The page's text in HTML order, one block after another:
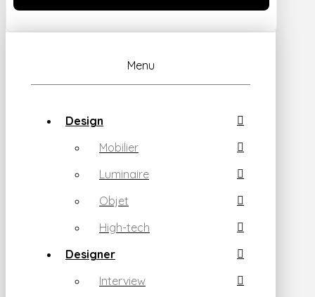
Menu
Design
Mobilier
Luminaire
Objet
High-tech
Designer
Interview